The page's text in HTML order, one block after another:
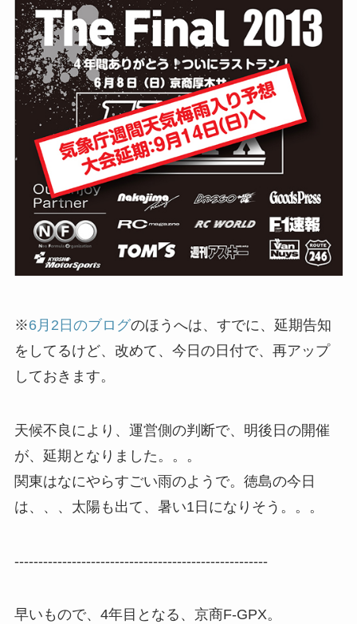
※6月2日のブログのほうへは、すでに、延期告知
をしてるけど、改めて、今日の日付で、再アップ
しておきます。
天候不良により、運営側の判断で、明後日の開催
が、延期となりました。。。
関東はなにやらすごい雨のようで。徳島の今日
は、、、太陽も出て、暑い1日になりそう。。。
-----------------------------------------------------
早いもので、4年目となる、京商F-GPX。